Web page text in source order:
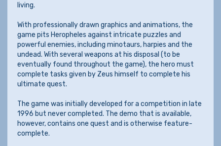
living.
With professionally drawn graphics and animations, the
game pits Heropheles against intricate puzzles and
powerful enemies, including minotaurs, harpies and the
undead. With several weapons at his disposal (to be
eventually found throughout the game), the hero must
complete tasks given by Zeus himself to complete his
ultimate quest.
The game was initially developed for a competition in late
1996 but never completed. The demo that is available,
however, contains one quest and is otherwise feature-
complete.